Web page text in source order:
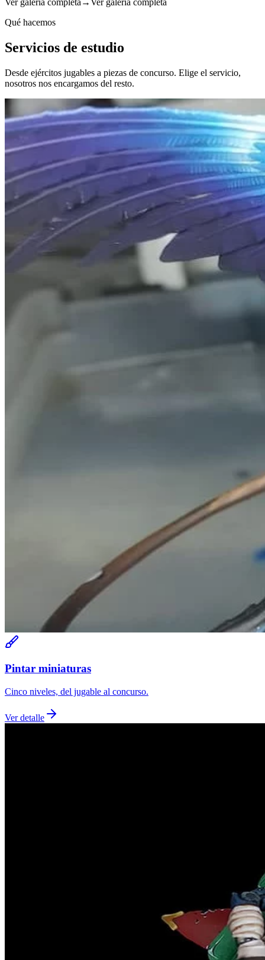
Qué hacemos
Servicios de estudio
Desde ejércitos jugables a piezas de concurso. Elige el servicio,
nosotros nos encargamos del resto.
Pintar miniaturas
Cinco niveles, del jugable al concurso.
Ver detalle